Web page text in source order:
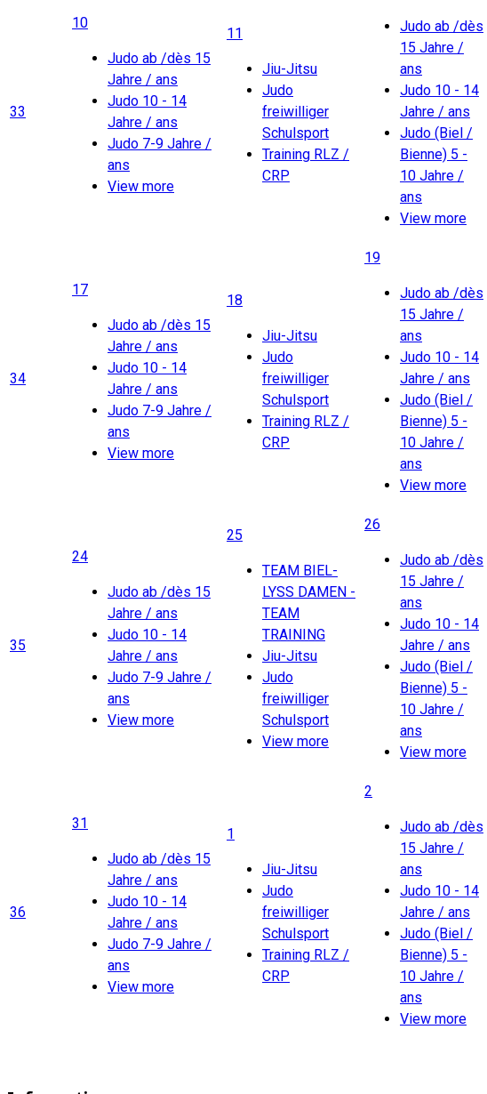
33
10
Judo ab /dès 15
Jahre / ans
Judo 10 - 14
Jahre / ans
Judo 7-9 Jahre /
ans
View more
11
Jiu-Jitsu
Judo
freiwilliger
Schulsport
Training RLZ /
CRP
Judo ab /dès
15 Jahre /
ans
Judo 10 - 14
Jahre / ans
Judo (Biel /
Bienne) 5 -
10 Jahre /
ans
View more
34
17
Judo ab /dès 15
Jahre / ans
Judo 10 - 14
Jahre / ans
Judo 7-9 Jahre /
ans
View more
18
Jiu-Jitsu
Judo
freiwilliger
Schulsport
Training RLZ /
CRP
19
Judo ab /dès
15 Jahre /
ans
Judo 10 - 14
Jahre / ans
Judo (Biel /
Bienne) 5 -
10 Jahre /
ans
View more
35
24
Judo ab /dès 15
Jahre / ans
Judo 10 - 14
Jahre / ans
Judo 7-9 Jahre /
ans
View more
25
TEAM BIEL-
LYSS DAMEN -
TEAM
TRAINING
Jiu-Jitsu
Judo
freiwilliger
Schulsport
View more
26
Judo ab /dès
15 Jahre /
ans
Judo 10 - 14
Jahre / ans
Judo (Biel /
Bienne) 5 -
10 Jahre /
ans
View more
36
31
Judo ab /dès 15
Jahre / ans
Judo 10 - 14
Jahre / ans
Judo 7-9 Jahre /
ans
View more
1
Jiu-Jitsu
Judo
freiwilliger
Schulsport
Training RLZ /
CRP
2
Judo ab /dès
15 Jahre /
ans
Judo 10 - 14
Jahre / ans
Judo (Biel /
Bienne) 5 -
10 Jahre /
ans
View more